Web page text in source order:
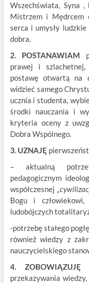
Wszechświata, Syna
Mistrzem i Mędrcem
serca i umysły
dobra.
2. POSTANAWIAM
prawej i
postawę otwartą na
widzieć samego
ucznia i studenta,
środki nauczania i
kryteria oceny z
Dobra Wspólnego.
3. UZNAJĘ
– aktualną
pedagogicznym
współczesnej „
Bogu i
ludobójczych
-potrzebę stałego
również wiedzy z
nauczycielskiego
4. ZOBOWIĄZUJĘ
przekazywania